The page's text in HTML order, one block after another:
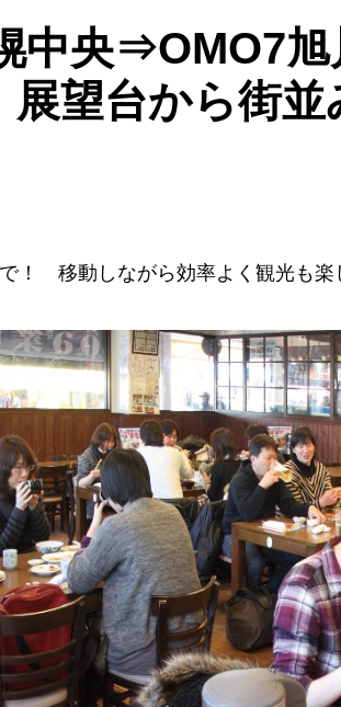
トマム 積丹
支笏湖 余市
キロロ 富良野
中央⇒OMO7
展望台から街
！ 移動しながら効率よく観光も楽